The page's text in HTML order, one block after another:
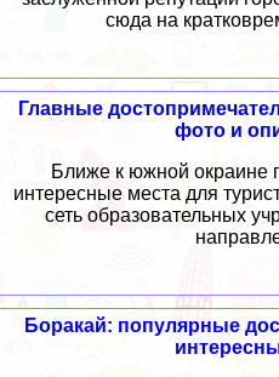
сюда на
Главные
фото и
Ближе к южной окраине
интересные места для
сеть образовательных
Боракай: популярные